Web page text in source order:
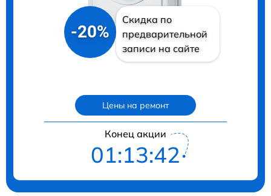
-20%
Скидка по
предварительной
записи на сайте
Цены на ремонт
Конец акции
01:13:41